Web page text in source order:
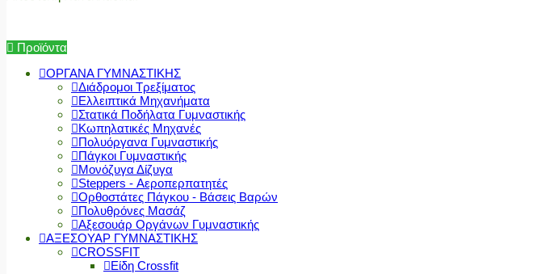
Προϊόντα
ΟΡΓΑΝΑ ΓΥΜΝΑΣΤΙΚΗΣ
Διάδρομοι Τρεξίματος
Ελλειπτικά Μηχανήματα
Στατικά Ποδήλατα Γυμναστικής
Κωπηλατικές Μηχανές
Πολυόργανα Γυμναστικής
Πάγκοι Γυμναστικής
Μονόζυγα Δίζυγα
Steppers - Αεροπερπατητές
Ορθοστάτες Πάγκου - Βάσεις Βαρών
Πολυθρόνες Μασάζ
Αξεσουάρ Οργάνων Γυμναστικής
ΑΞΕΣΟΥΑΡ ΓΥΜΝΑΣΤΙΚΗΣ
CROSSFIT
Είδη Crossfit